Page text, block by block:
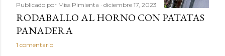
Publicado por Miss Pimienta diciembre 17, 2023
RODABALLO AL HORNO CON PATATAS
PANADERA
1 comentario